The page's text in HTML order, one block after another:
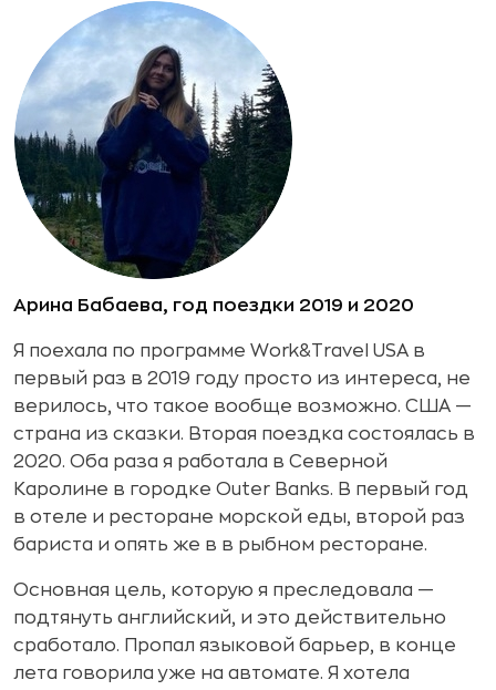
Арина Бабаева, год поездки 2019 и 2020
Я поехала по программе Work&Travel USA в
первый раз в 2019 году просто из интереса, не
верилось, что такое вообще возможно. США —
страна из сказки. Вторая поездка состоялась в
2020. Оба раза я работала в Северной
Каролине в городке Outer Banks. В первый год
в отеле и ресторане морской еды, второй раз
бариста и опять же в в рыбном ресторане.
Основная цель, которую я преследовала —
подтянуть английский, и это действительно
сработало. Пропал языковой барьер, в конце
лета говорила уже на автомате. Я хотела